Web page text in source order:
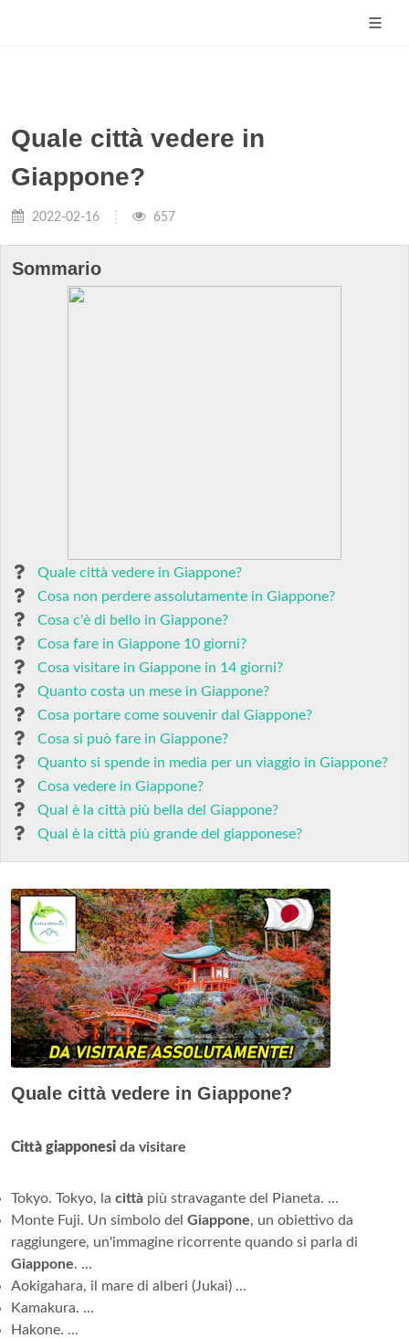
Quale città vedere in
Giappone?
2022-02-16 657
Sommario
Quale città vedere in Giappone?
Cosa non perdere assolutamente in Giappone?
Cosa c'è di bello in Giappone?
Cosa fare in Giappone 10 giorni?
Cosa visitare in Giappone in 14 giorni?
Quanto costa un mese in Giappone?
Cosa portare come souvenir dal Giappone?
Cosa si può fare in Giappone?
Quanto si spende in media per un viaggio in Giappone?
Cosa vedere in Giappone?
Qual è la città più bella del Giappone?
Qual è la città più grande del giapponese?
Quale città vedere in Giappone?
Città giapponesi da visitare
Tokyo. Tokyo, la città più stravagante del Pianeta. ...
Monte Fuji. Un simbolo del Giappone, un obiettivo da
raggiungere, un'immagine ricorrente quando si parla di
Giappone. ...
Aokigahara, il mare di alberi (Jukai) ...
Kamakura. ...
Hakone. ...